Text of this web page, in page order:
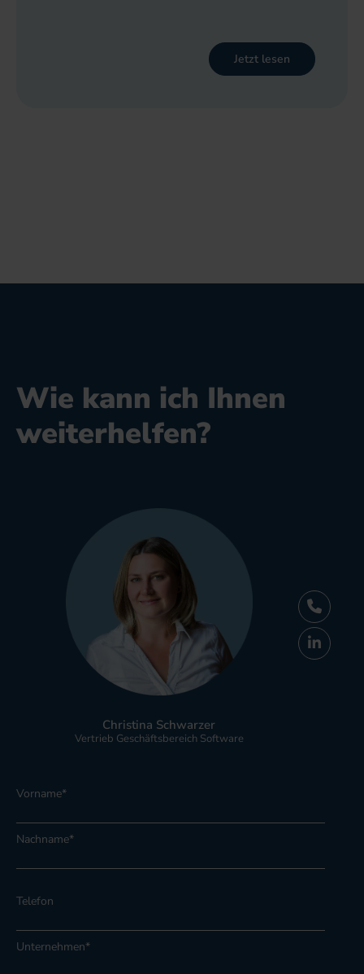
Jetzt lesen
Wie kann ich Ihnen
weiterhelfen?
Christina Schwarzer
Vertrieb Geschäftsbereich Software
Vorname*
Nachname*
Telefon
Unternehmen*